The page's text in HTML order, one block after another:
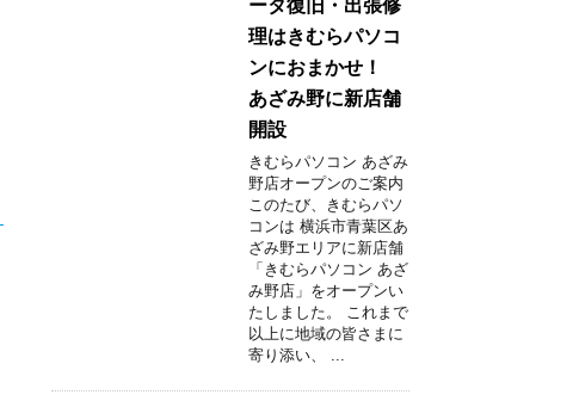
ータ復旧・出張修
理はきむらパソコ
ンにおまかせ！
あざみ野に新店舗
開設
きむらパソコン あざみ
野店オープンのご案内
このたび、きむらパソ
コンは 横浜市青葉区あ
ざみ野エリアに新店舗
「きむらパソコン あざ
み野店」をオープンい
たしました。 これまで
以上に地域の皆さまに
寄り添い、 ...